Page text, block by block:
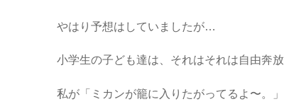
やはり予想はしていましたが…
小学生の子ども達は、それはそれは自由奔
私が「ミカンが籠に入りたがってるよ〜。